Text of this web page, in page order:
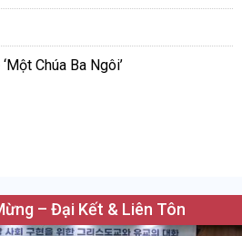
Chúa Ba Ngôi’
– Đại Kết & Liên Tôn